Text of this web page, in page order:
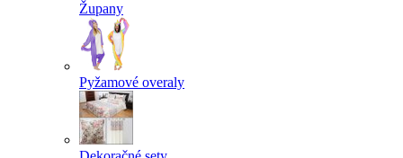
Župany
Pyžamové overaly